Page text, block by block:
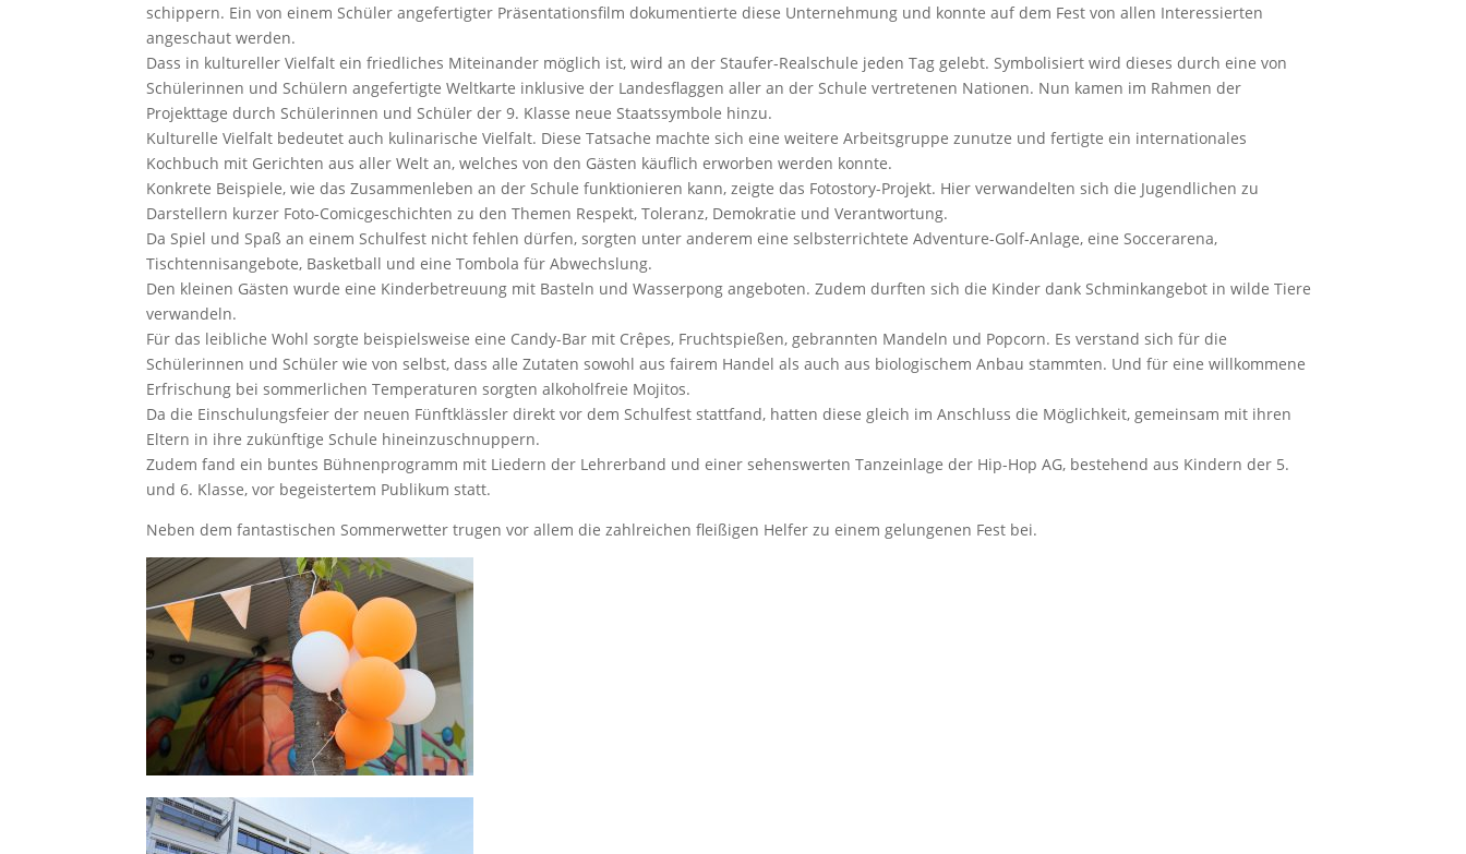
schippern. Ein von einem Schüler angefertigter Präsentationsfilm dokumentierte diese Unternehmung und konnte auf dem Fest von allen Interessierten
angeschaut werden.
Dass in kultureller Vielfalt ein friedliches Miteinander möglich ist, wird an der Staufer-Realschule jeden Tag gelebt. Symbolisiert wird dieses durch eine von
Schülerinnen und Schülern angefertigte Weltkarte inklusive der Landesflaggen aller an der Schule vertretenen Nationen. Nun kamen im Rahmen der
Projekttage durch Schülerinnen und Schüler der 9. Klasse neue Staatssymbole hinzu.
Kulturelle Vielfalt bedeutet auch kulinarische Vielfalt. Diese Tatsache machte sich eine weitere Arbeitsgruppe zunutze und fertigte ein internationales
Kochbuch mit Gerichten aus aller Welt an, welches von den Gästen käuflich erworben werden konnte.
Konkrete Beispiele, wie das Zusammenleben an der Schule funktionieren kann, zeigte das Fotostory-Projekt. Hier verwandelten sich die Jugendlichen zu
Darstellern kurzer Foto-Comicgeschichten zu den Themen Respekt, Toleranz, Demokratie und Verantwortung.
Da Spiel und Spaß an einem Schulfest nicht fehlen dürfen, sorgten unter anderem eine selbsterrichtete Adventure-Golf-Anlage, eine Soccerarena,
Tischtennisangebote, Basketball und eine Tombola für Abwechslung.
Den kleinen Gästen wurde eine Kinderbetreuung mit Basteln und Wasserpong angeboten. Zudem durften sich die Kinder dank Schminkangebot in wilde Tiere
verwandeln.
Für das leibliche Wohl sorgte beispielsweise eine Candy-Bar mit Crêpes, Fruchtspießen, gebrannten Mandeln und Popcorn. Es verstand sich für die
Schülerinnen und Schüler wie von selbst, dass alle Zutaten sowohl aus fairem Handel als auch aus biologischem Anbau stammten. Und für eine willkommene
Erfrischung bei sommerlichen Temperaturen sorgten alkoholfreie Mojitos.
Da die Einschulungsfeier der neuen Fünftklässler direkt vor dem Schulfest stattfand, hatten diese gleich im Anschluss die Möglichkeit, gemeinsam mit ihren
Eltern in ihre zukünftige Schule hineinzuschnuppern.
Zudem fand ein buntes Bühnenprogramm mit Liedern der Lehrerband und einer sehenswerten Tanzeinlage der Hip-Hop AG, bestehend aus Kindern der 5.
und 6. Klasse, vor begeistertem Publikum statt.
Neben dem fantastischen Sommerwetter trugen vor allem die zahlreichen fleißigen Helfer zu einem gelungenen Fest bei.